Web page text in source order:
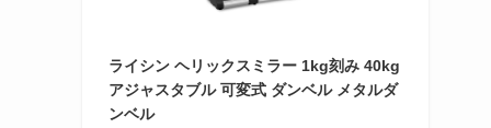
ライシン ヘリックスミラー 1kg刻み 40kg
アジャスタブル 可変式 ダンベル メタルダ
ンベル